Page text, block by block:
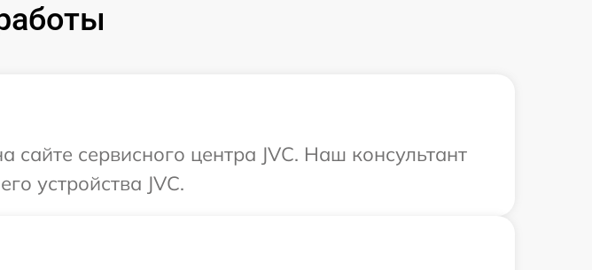
сервисного центра JVC. Наш консультант
устройства JVC.